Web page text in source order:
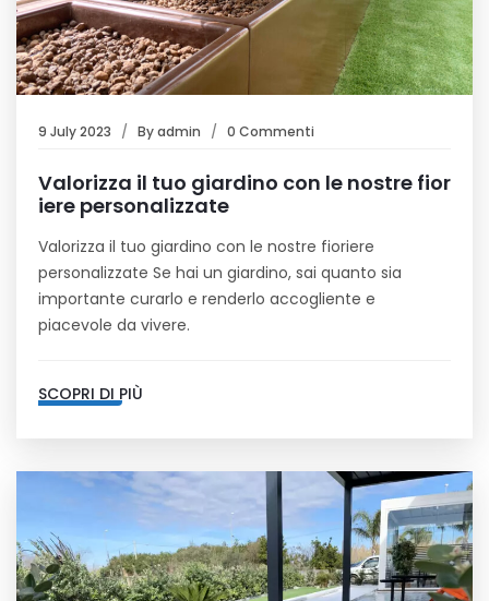
9 July 2023 Byadmin 0 Commenti
Valorizza il tuo giardino con le nostre fior
iere personalizzate
Valorizza il tuo giardino con le nostre fioriere
personalizzate Se hai un giardino, sai quanto sia
importante curarlo e renderlo accogliente e
piacevole da vivere.
SCOPRI DI PIÙ